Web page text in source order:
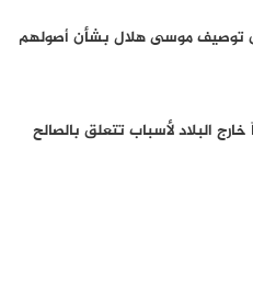
توصيف موسى هلال بشأن أصولهم
البلاد لأسباب تتعلق بالصالح